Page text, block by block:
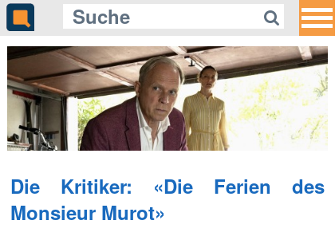
Die Kritiker: «Die Ferien des
Monsieur Murot»